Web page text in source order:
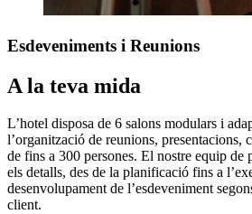
Esdeveniments i Reunions
A la teva mida
L’hotel disposa de 6 salons modulars i
l’organització de reunions, presentacions,
de fins a 300 persones. El nostre equip de
els detalls, des de la planificació fins a
desenvolupament de l’esdeveniment
client.